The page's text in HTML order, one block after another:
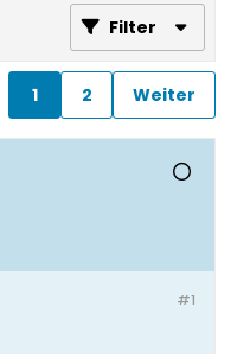
Filter
1 2 Weiter
#1